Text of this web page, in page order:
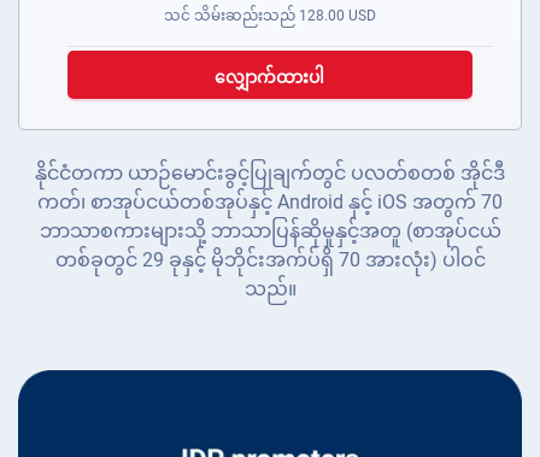
သင် သိမ်းဆည်းသည် 128.00 USD
လျှောက်ထားပါ
နိုင်ငံတကာ ယာဉ်မောင်းခွင့်ပြုချက်တွင် ပလတ်စတစ် အိုင်ဒီ
ကတ်၊ စာအုပ်ငယ်တစ်အုပ်နှင့် Android နှင့် iOS အတွက် 70
ဘာသာစကားများသို့ ဘာသာပြန်ဆိုမှုနှင့်အတူ (စာအုပ်ငယ်
တစ်ခုတွင် 29 ခုနှင့် မိုဘိုင်းအက်ပ်ရှိ 70 အားလုံး) ပါဝင်
သည်။